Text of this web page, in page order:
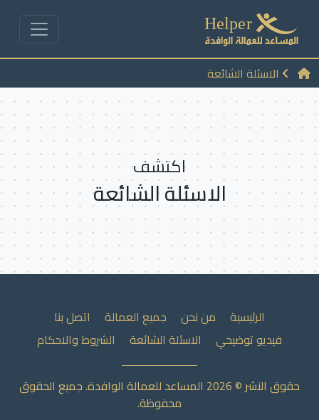
الاسئلة الشائعة
اكتشف
الاسئلة الشائعة
الرئيسية من نحن جميع العمالة
اتصل بنا
فيديو توضيحي
الاسئلة الشائعة الشروط والاحكام
حقوق النشر © 2026 المساعد للعمالة الوافدة. جميع الحقوق
محفوظة.